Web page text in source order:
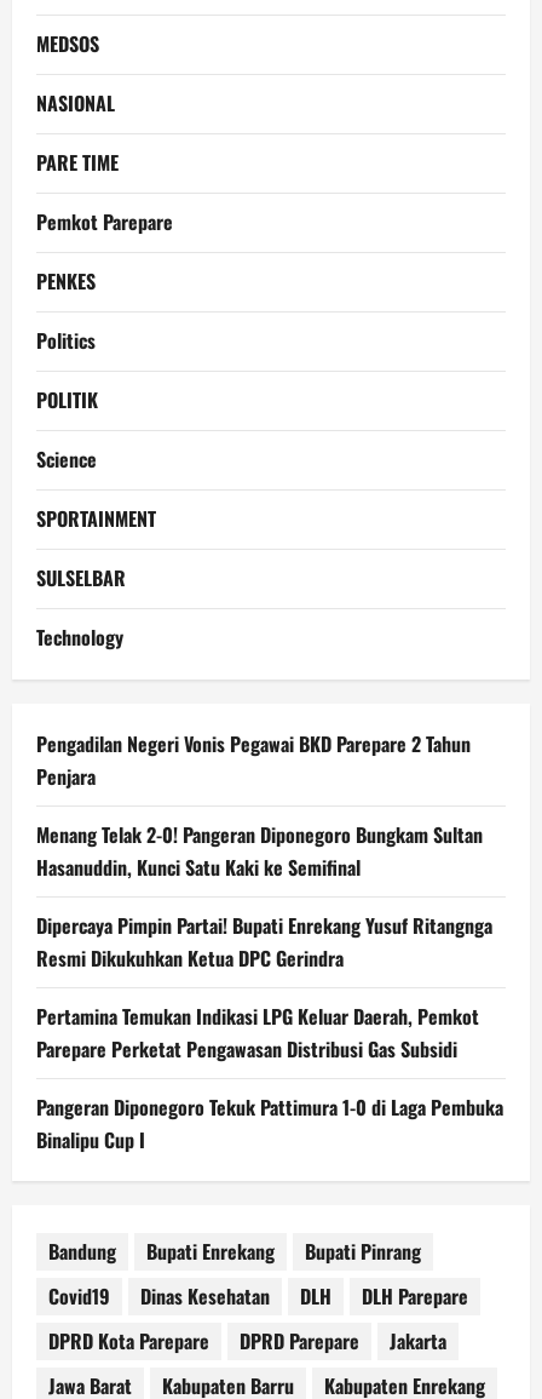
MEDSOS
NASIONAL
PARE TIME
Pemkot Parepare
PENKES
Politics
POLITIK
Science
SPORTAINMENT
SULSELBAR
Technology
Pengadilan Negeri Vonis Pegawai BKD Parepare 2 Tahun
Penjara
Menang Telak 2-0! Pangeran Diponegoro Bungkam Sultan
Hasanuddin, Kunci Satu Kaki ke Semifinal
Dipercaya Pimpin Partai! Bupati Enrekang Yusuf Ritangnga
Resmi Dikukuhkan Ketua DPC Gerindra
Pertamina Temukan Indikasi LPG Keluar Daerah, Pemkot
Parepare Perketat Pengawasan Distribusi Gas Subsidi
Pangeran Diponegoro Tekuk Pattimura 1-0 di Laga Pembuka
Binalipu Cup I
Bandung Bupati Enrekang
Bupati Pinrang
Covid19
Dinas Kesehatan DLH
DLH Parepare
DPRD Kota Parepare
DPRD Parepare
Jakarta
Jawa Barat
Kabupaten Barru Kabupaten Enrekang